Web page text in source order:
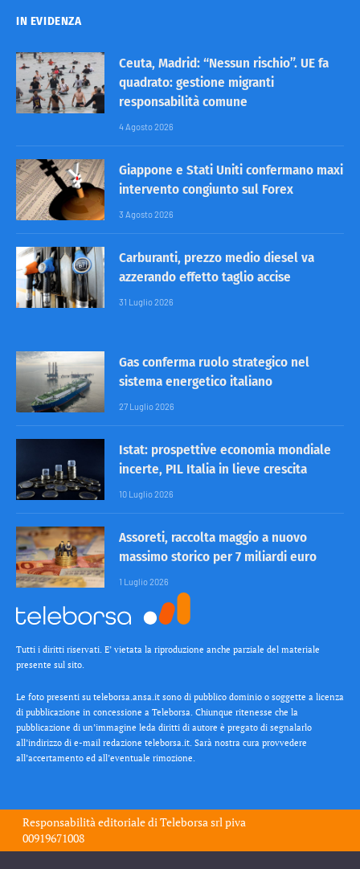
IN EVIDENZA
Ceuta, Madrid: “Nessun rischio”. UE fa
quadrato: gestione migranti
responsabilità comune
4 Agosto 2026
Giappone e Stati Uniti confermano maxi
intervento congiunto sul Forex
3 Agosto 2026
Carburanti, prezzo medio diesel va
azzerando effetto taglio accise
31 Luglio 2026
Gas conferma ruolo strategico nel
sistema energetico italiano
27 Luglio 2026
Istat: prospettive economia mondiale
incerte, PIL Italia in lieve crescita
10 Luglio 2026
Assoreti, raccolta maggio a nuovo
massimo storico per 7 miliardi euro
1 Luglio 2026
Tutti i diritti riservati. E’ vietata la riproduzione anche parziale del materiale
presente sul sito.
Le foto presenti su teleborsa.ansa.it sono di pubblico dominio o soggette a licenza
di pubblicazione in concessione a Teleborsa. Chiunque ritenesse che la
pubblicazione di un’immagine leda diritti di autore è pregato di segnalarlo
all’indirizzo di e-mail redazione teleborsa.it. Sarà nostra cura provvedere
all’accertamento ed all’eventuale rimozione.
Responsabilità editoriale diTeleborsa srl piva
00919671008